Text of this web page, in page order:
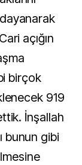
açığın
birçok
919
İnşallah
bunun gibi